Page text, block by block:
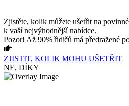
Zjistěte, kolik můžete ušetřit na
k vaší nejvýhodnější nabídce.
Pozor! Až 90% řidičů má předražené
ZJISTIT, KOLIK MOHU UŠETŘIT
NE, DÍKY